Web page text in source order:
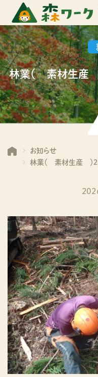
林業（ 素材生産
お知らせ
林業（ 素材生産 ）